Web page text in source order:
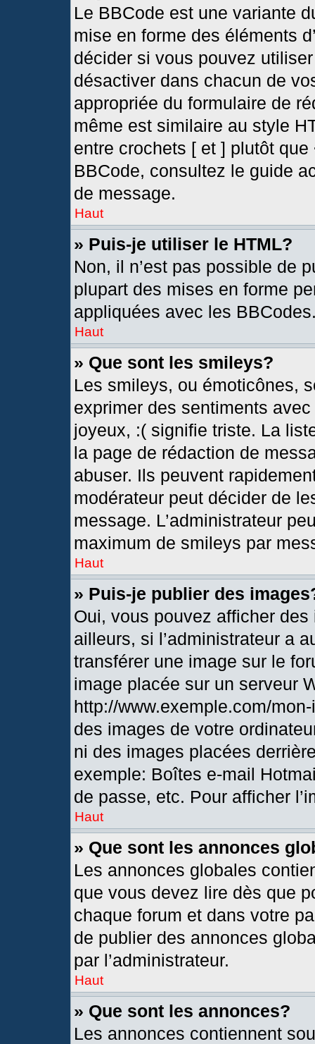
Le BBCode est une variante
mise en forme des éléments
décider si vous pouvez
désactiver dans chacun de
appropriée du formulaire de
même est similaire au style
entre crochets [ et ] plutôt
BBCode, consultez le guide
de message.
Haut
» Puis-je utiliser le HTML?
Non, il n’est pas possible de
plupart des mises en forme
appliquées avec les
Haut
» Que sont les smileys?
Les smileys, ou émoticônes,
exprimer des sentiments
joyeux, :( signifie triste. La
la page de rédaction de
abuser. Ils peuvent
modérateur peut décider de
message. L’administrateur
maximum de smileys par
Haut
» Puis-je publier des
Oui, vous pouvez afficher
ailleurs, si l’administrateur a
transférer une image sur le
image placée sur un serveur
http://www.exemple.com/
des images de votre
ni des images placées
exemple: Boîtes e-mail
de passe, etc. Pour afficher
Haut
» Que sont les annonces
Les annonces globales
que vous devez lire dès que
chaque forum et dans votre
de publier des annonces
par l’administrateur.
Haut
» Que sont les annonces?
Les annonces contiennent